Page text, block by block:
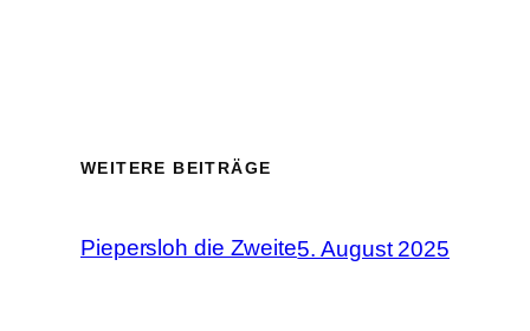
WEITERE BEITRÄGE
Piepersloh die Zweite5. August 2025